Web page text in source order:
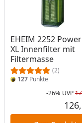
EHEIM 2252
XL Innenfilter mit
Filtermasse
(2)
127 Punkte
-26% UVP